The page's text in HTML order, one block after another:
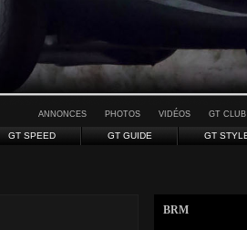
ANNONCES PHOTOS VIDÉOS GT CLUB
GT SPEED GT GUIDE GT
BRM